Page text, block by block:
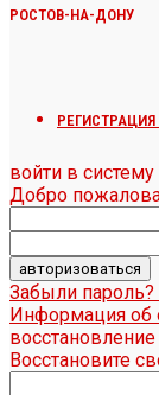
РОСТОВ-НА-ДОНУ
войти в систему
Добро
Забыли
Информация об
Восстановите